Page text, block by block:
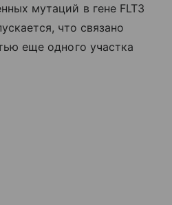
мутаций в гене FLT3
что связано
еще одного участка